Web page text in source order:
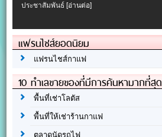
ประชาสัมพันธ์[อ่านต่อ]
แฟรนไชส์ยอดนิยม
แฟรนไชส์กาแฟ
10 ทำเลขายของที่มีการค้นหามากที่สุด
พื้นที่เช่าโลตัส
พื้นที่ให้เช่าร้านกาแฟ
ตลาดนัดรถไฟ